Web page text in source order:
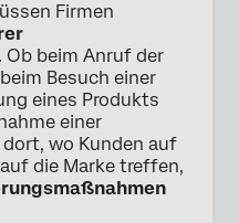
Firmen
Ob beim Anruf der
Besuch einer
eines Produkts
einer
wo Kunden auf
die Marke treffen,